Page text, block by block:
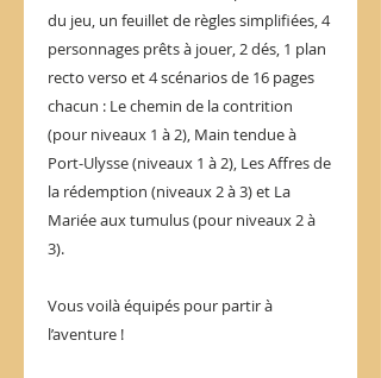
du jeu, un feuillet de règles simplifiées, 4
personnages prêts à jouer, 2 dés, 1 plan
recto verso et 4 scénarios de 16 pages
chacun : Le chemin de la contrition
(pour niveaux 1 à 2), Main tendue à
Port-Ulysse (niveaux 1 à 2), Les Affres de
la rédemption (niveaux 2 à 3) et La
Mariée aux tumulus (pour niveaux 2 à
3).
Vous voilà équipés pour partir à
l’aventure !